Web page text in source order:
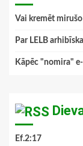
Vai kremēt
Par LELB
Kāpēc "nomira"
Ef.2:17